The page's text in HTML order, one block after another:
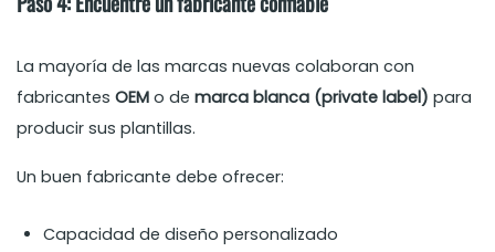
La mayoría de las marcas nuevas colaboran con
fabricantesOEM o demarca blanca (private label) para
producir sus plantillas.
Un buen fabricante debe ofrecer:
Capacidad de diseño personalizado